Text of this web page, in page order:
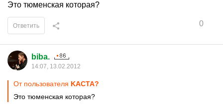
Это тюменская которая?
0
Ответить
biba.
14:07, 13.02.2012
От пользователя KACTA?
Это тюменская которая?